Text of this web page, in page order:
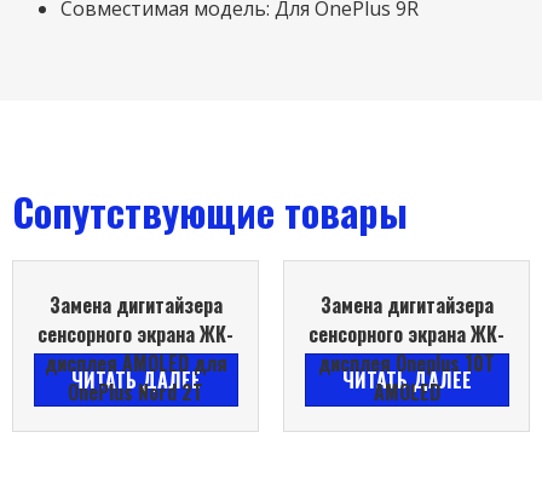
Совместимая модель: Для OnePlus 9R
Сопутствующие товары
Замена дигитайзера
сенсорного экрана ЖК-
дисплея AMOLED для
OnePlus Nord 2T
ЧИТАТЬ ДАЛЕЕ
Замена дигитайзера
сенсорного экрана ЖК-
дисплея Oneplus 10T
AMOLED
ЧИТАТЬ ДАЛЕЕ